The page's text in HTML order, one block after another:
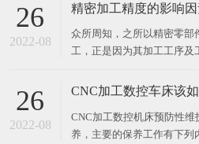
26
2022-08
精密加工精度的影响
众所周知，之所以精密零部
工，正是因为其加工工序及
了位置的精度，尺寸的精度
转跳动能对零件的加工精度
机床导轨的精度不准
26
2022-08
CNC加工数控车床该
CNC加工数控机床预防性
养，主要的保养工作有下列